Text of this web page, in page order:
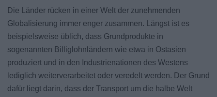
Die Länder rücken in einer Welt der zunehmenden
Globalisierung immer enger zusammen. Längst ist es
beispielsweise üblich, dass Grundprodukte in
sogenannten Billiglohnländern wie etwa in Ostasien
produziert und in den Industrienationen des Westens
lediglich weiterverarbeitet oder veredelt werden. Der Grund
dafür liegt darin, dass der Transport um die halbe Welt